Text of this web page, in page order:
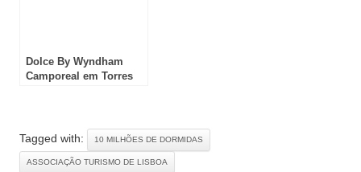
Dolce By Wyndham
Camporeal em Torres
Tagged with: 10 MILHÕES DE DORMIDAS
ASSOCIAÇÃO TURISMO DE LISBOA